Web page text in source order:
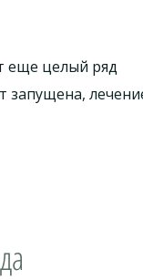
еще целый ряд
запущена,